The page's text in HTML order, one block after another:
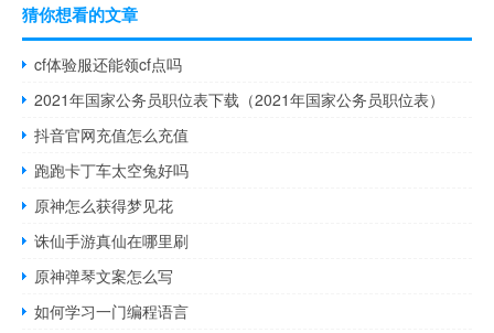
猜你想看的文章
cf体验服还能领cf点吗
2021年国家公务员职位表下载（2021年国家公务员职位表）
抖音官网充值怎么充值
跑跑卡丁车太空兔好吗
原神怎么获得梦见花
诛仙手游真仙在哪里刷
原神弹琴文案怎么写
如何学习一门编程语言